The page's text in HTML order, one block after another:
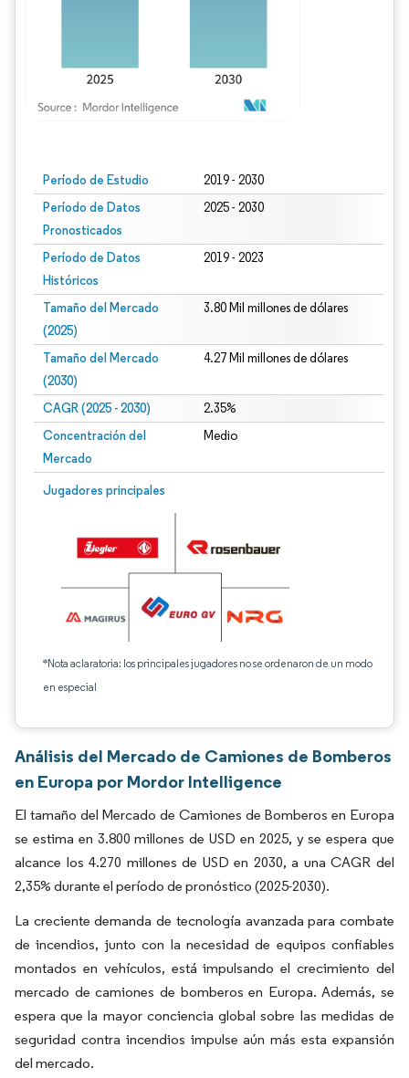
Período de Estudio 2019 - 2030
Período de Datos
Pronosticados
2025 - 2030
Período de Datos
Históricos
2019 - 2023
Tamaño del Mercado
(2025)
3.80 Mil millones de dólares
Tamaño del Mercado
(2030)
4.27 Mil millones de dólares
CAGR (2025 - 2030) 2.35%
Concentración del
Mercado
Medio
Jugadores principales
*Nota aclaratoria: los principales jugadores no se ordenaron de un modo
en especial
Análisis del Mercado de Camiones de Bomberos
en Europa por Mordor Intelligence
El tamaño del Mercado de Camiones de Bomberos en Europa
se estima en 3.800 millones de USD en 2025, y se espera que
alcance los 4.270 millones de USD en 2030, a una CAGR del
2,35% durante el período de pronóstico (2025-2030).
La creciente demanda de tecnología avanzada para combate
de incendios, junto con la necesidad de equipos confiables
montados en vehículos, está impulsando el crecimiento del
mercado de camiones de bomberos en Europa. Además, se
espera que la mayor conciencia global sobre las medidas de
seguridad contra incendios impulse aún más esta expansión
del mercado.